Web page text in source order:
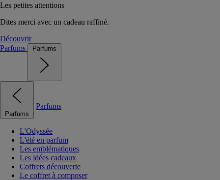
Les petites attentions
Dites merci avec un cadeau raffiné.
Découvrir
Parfums
Parfums
Parfums
Parfums
L'Odyssée
L'été en parfum
Les emblématiques
Les idées cadeaux
Coffrets découverte
Le coffret à composer